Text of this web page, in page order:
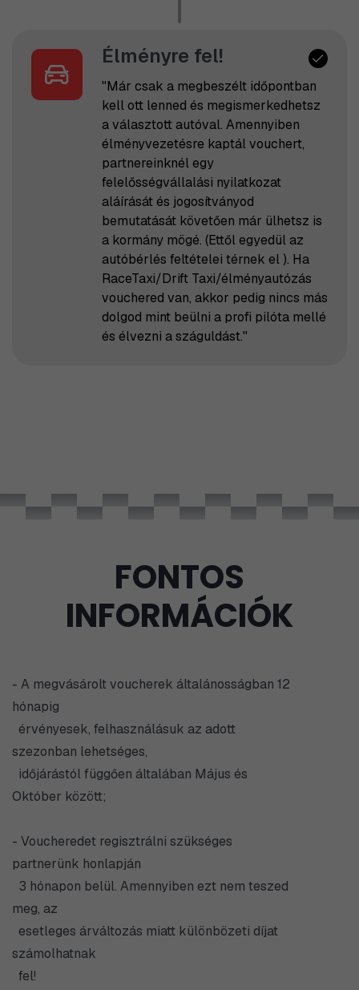
Élményre fel!
"Már csak a megbeszélt időpontban
kell ott lenned és megismerkedhetsz
a választott autóval. Amennyiben
élményvezetésre kaptál vouchert,
partnereinknél egy
felelősségvállalási nyilatkozat
aláírását és jogosítványod
bemutatását követően már ülhetsz is
a kormány mögé. (Ettől egyedül az
autóbérlés feltételei térnek el ). Ha
RaceTaxi/Drift Taxi/élményautózás
vouchered van, akkor pedig nincs más
dolgod mint beülni a profi pilóta mellé
és élvezni a száguldást."
FONTOS
INFORMÁCIÓK
- A megvásárolt voucherek általánosságban 12
hónapig
érvényesek, felhasználásuk az adott
szezonban lehetséges,
időjárástól függően általában Május és
Október között;
- Voucheredet regisztrálni szükséges
partnerünk honlapján
3 hónapon belül. Amennyiben ezt nem teszed
meg, az
esetleges árváltozás miatt különbözeti díjat
számolhatnak
fel!